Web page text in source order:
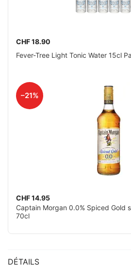
CHF 18.90
Fever-Tree Light Tonic Water 15cl
–21%
CHF 14.95
Captain Morgan 0.0% Spiced Gold
70cl
DÉTAILS